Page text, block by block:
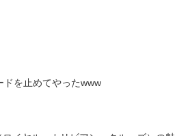
ドを止めてやったwww